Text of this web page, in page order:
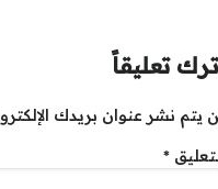
تعليقاً
يتم نشر عنوان بريدك
*